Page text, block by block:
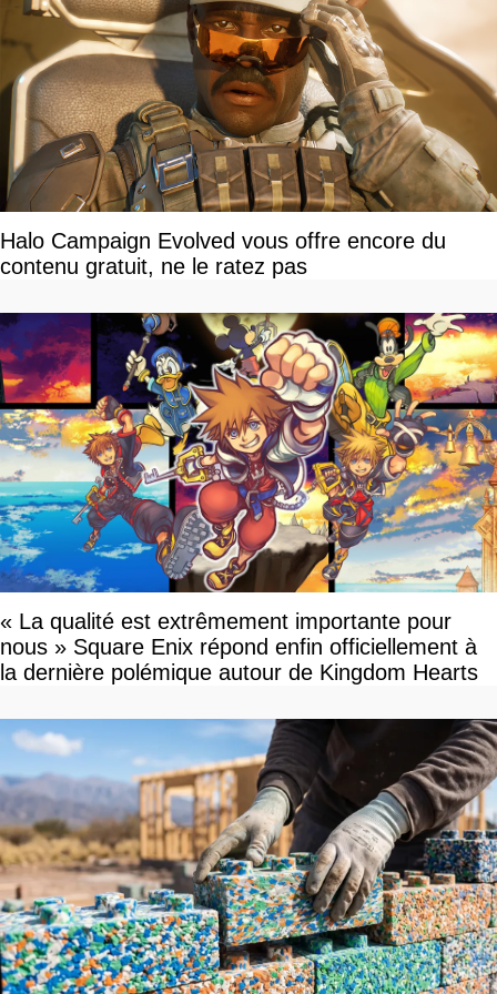
Halo Campaign Evolved vous offre encore du
contenu gratuit, ne le ratez pas
« La qualité est extrêmement importante pour
nous » Square Enix répond enfin officiellement à
la dernière polémique autour de Kingdom Hearts